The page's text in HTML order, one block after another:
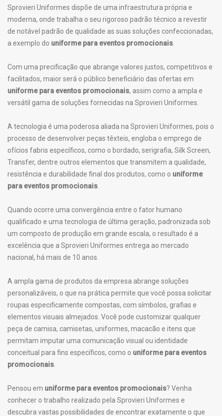
Sprovieri Uniformes dispõe de uma infraestrutura própria e
moderna, onde trabalha o seu rigoroso padrão técnico a revestir
de notável padrão de qualidade as suas soluções confeccionadas,
a exemplo do uniforme para eventos promocionais
Com uma precificação que abrange valores justos, competitivos e
facilitados, maior será o público beneficiário das ofertas em
uniforme para eventos promocionais, assim como a ampla e
versátil gama de soluções fornecidas na Sprovieri Uniformes.
A tecnologia é uma poderosa aliada na Sprovieri Uniformes, pois o
processo de desenvolver peças têxteis, engloba o emprego de
ofícios fabris específicos, como o bordado, serigrafia, Silk Screen,
Transfer, dentre outros elementos que transmitem a qualidade,
resistência e durabilidade final dos produtos, como o uniforme
para eventos promocionais
Quando ocorre uma convergência entre o fator humano
qualificado e uma tecnologia de última geração, padronizada sob
um composto de produção em grande escala, o resultado é a
excelência que a Sprovieri Uniformes entrega ao mercado
nacional, há mais de 10 anos.
A ampla gama de produtos da empresa abrange soluções
personalizáveis, o que na prática permite que você possa solicitar
roupas especificamente compostas, com símbolos, grafias e
elementos visuais almejados. Você pode customizar qualquer
peça de camisa, camisetas, uniformes, macacão e itens que
permitam imputar uma comunicação visual ou identidade
conceitual para fins específicos, como o uniforme para eventos
promocionais
Pensou em uniforme para eventos promocionais? Venha
conhecer o trabalho realizado pela Sprovieri Uniformes e
descubra vastas possibilidades de encontrar exatamente o que